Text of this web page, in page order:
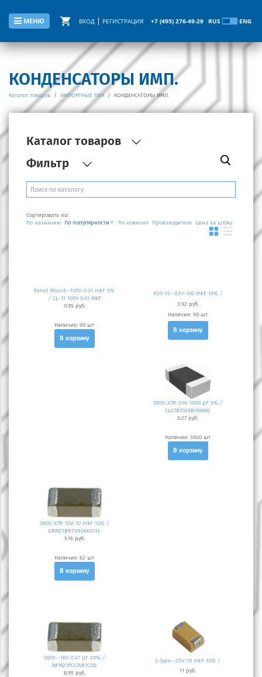
МЕНЮ ВХОД РЕГИСТРАЦИЯ +7 (495) 276-49-29 RUS ENG
КОНДЕНСАТОРЫ ИМП.
Каталог товаров / ИМПОРТНЫЕ ПКИ / КОНДЕНСАТОРЫ ИМП.
Каталог товаров
Фильтр
Производитель
Ед. измер
Тип C
Сортировать по:
По названию По популярности↑ По новизне Производитель Цена за штуку
Panel Mount--100V-0.01 mkF 5%
/ CL-11 100V 0.01 MKF
0.95 руб.
Наличие: 90 шт
В корзину
К50-35--63V-100 mkF 10% /
3.92 руб.
Наличие: 90 шт
В корзину
0805-X7R-50V-1000 pF 5% /
CL21B102KBANNNC
0.27 руб.
Наличие: 3800 шт
В корзину
0805-X7R-10V-10 mkF 10% /
GRM21BR71A106KA73L
5.16 руб.
Наличие: 62 шт
В корзину
0805--16V-0.47 pF 20% /
NFM21PC474R1C3D
8.95 руб.
C-type--25V-10 mkF 10% /
11 руб.